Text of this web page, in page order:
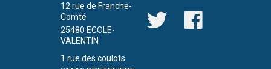
12 rue de Franche-
Comté
25480 ECOLE-
VALENTIN
1 rue des coulots